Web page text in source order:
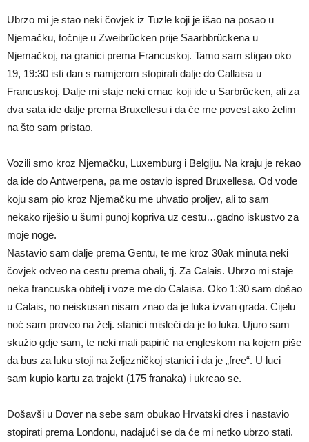
Ubrzo mi je stao neki čovjek iz Tuzle koji je išao na posao u
Njemačku, točnije u Zweibrücken prije Saarbbrückena u
Njemačkoj, na granici prema Francuskoj. Tamo sam stigao oko
19, 19:30 isti dan s namjerom stopirati dalje do Callaisa u
Francuskoj. Dalje mi staje neki crnac koji ide u Sarbrücken, ali za
dva sata ide dalje prema Bruxellesu i da će me povest ako želim
na što sam pristao.
Vozili smo kroz Njemačku, Luxemburg i Belgiju. Na kraju je rekao
da ide do Antwerpena, pa me ostavio ispred Bruxellesa. Od vode
koju sam pio kroz Njemačku me uhvatio proljev, ali to sam
nekako riješio u šumi punoj kopriva uz cestu…gadno iskustvo za
moje noge.
Nastavio sam dalje prema Gentu, te me kroz 30ak minuta neki
čovjek odveo na cestu prema obali, tj. Za Calais. Ubrzo mi staje
neka francuska obitelj i voze me do Calaisa. Oko 1:30 sam došao
u Calais, no neiskusan nisam znao da je luka izvan grada. Cijelu
noć sam proveo na želj. stanici misleći da je to luka. Ujuro sam
skužio gdje sam, te neki mali papirić na engleskom na kojem piše
da bus za luku stoji na željezničkoj stanici i da je „free“. U luci
sam kupio kartu za trajekt (175 franaka) i ukrcao se.
Došavši u Dover na sebe sam obukao Hrvatski dres i nastavio
stopirati prema Londonu, nadajući se da će mi netko ubrzo stati.